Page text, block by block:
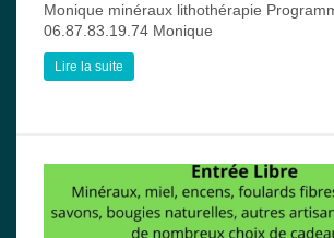
Monique minéraux lithothérapie
06.87.83.19.74 Monique
Lire la suite